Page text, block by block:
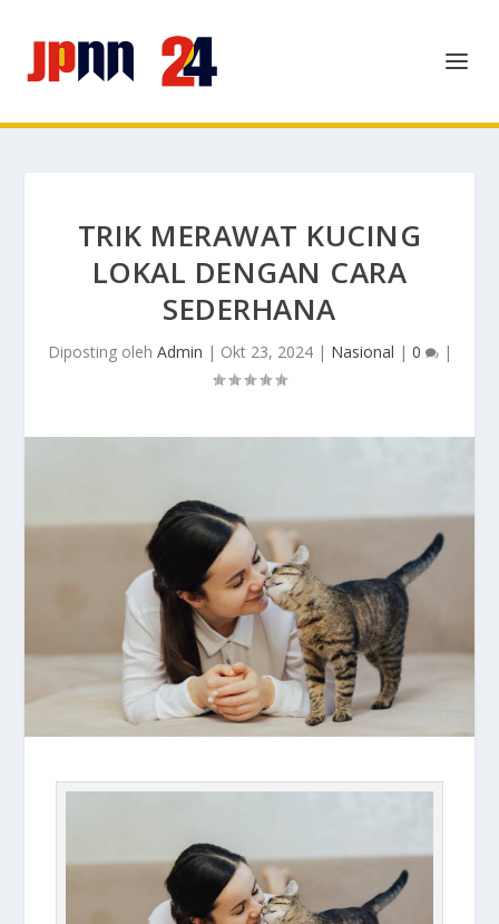
TRIK MERAWAT KUCING
LOKAL DENGAN CARA
SEDERHANA
Diposting oleh Admin | Okt 23, 2024| Nasional | 0 |